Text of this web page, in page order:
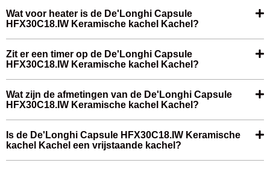
Wat voor heater is de De'Longhi Capsule
HFX30C18.IW Keramische kachel Kachel?
Zit er een timer op de De'Longhi Capsule
HFX30C18.IW Keramische kachel Kachel?
Wat zijn de afmetingen van de De'Longhi Capsule
HFX30C18.IW Keramische kachel Kachel?
Is de De'Longhi Capsule HFX30C18.IW Keramische
kachel Kachel een vrijstaande kachel?